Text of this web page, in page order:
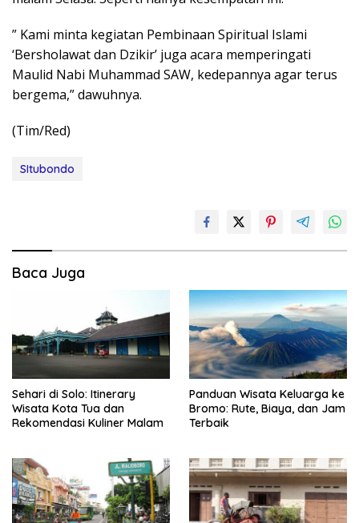
” Kami minta kegiatan Pembinaan Spiritual Islami
‘Bersholawat dan Dzikir’ juga acara memperingati
Maulid Nabi Muhammad SAW, kedepannya agar terus
bergema,” dawuhnya.
(Tim/Red)
SItubondo
Baca Juga
Sehari di Solo: Itinerary
Wisata Kota Tua dan
Rekomendasi Kuliner Malam
Panduan Wisata Keluarga ke
Bromo: Rute, Biaya, dan Jam
Terbaik